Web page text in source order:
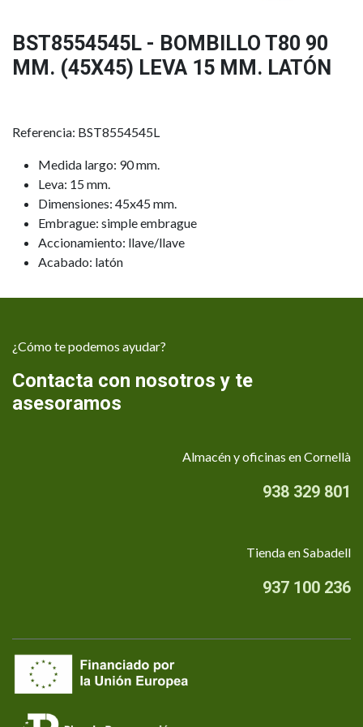
BST8554545L - BOMBILLO T80 90
MM. (45X45) LEVA 15 MM. LATÓN
Referencia: BST8554545L
Medida largo: 90 mm.
Leva: 15 mm.
Dimensiones: 45x45 mm.
Embrague: simple embrague
Accionamiento: llave/llave
Acabado: latón
¿Cómo te podemos ayudar?
Contacta con nosotros y te
asesoramos
Almacén y oficinas en Cornellà
938 329 801
Tienda en Sabadell
937 100 236